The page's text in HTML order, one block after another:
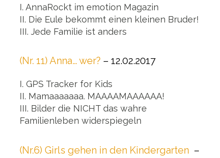
I. AnnaRockt im emotion Magazin
II. Die Eule bekommt einen kleinen Bruder!
III. Jede Familie ist anders
(Nr. 11) Anna… wer? – 12.02.2017
I. GPS Tracker for Kids
II. Mamaaaaaaa. MAAAAMAAAAAA!
III. Bilder die NICHT das wahre
Familienleben widerspiegeln
(Nr.6) Girls gehen in den Kindergarten –